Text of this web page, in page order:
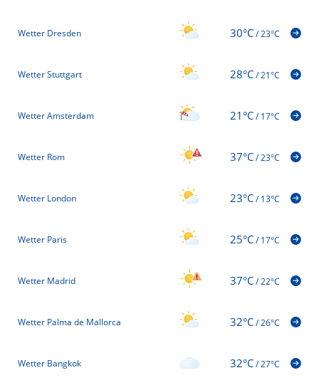
Wetter Dresden 30°C/23°C
Wetter Stuttgart 28°C/21°C
Wetter Amsterdam 21°C/17°C
Wetter Rom 37°C/23°C
Wetter London 23°C/13°C
Wetter Paris 25°C/17°C
Wetter Madrid 37°C/22°C
Wetter Palma de Mallorca 32°C/26°C
Wetter Bangkok 32°C/27°C